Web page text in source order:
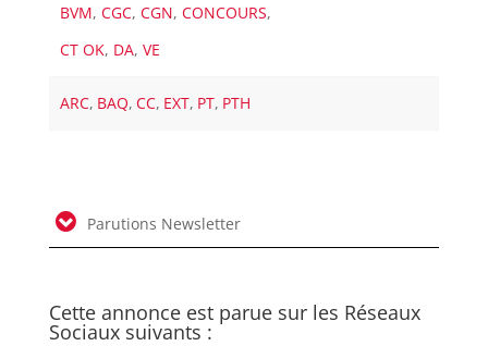
BVM,CGC,CGN,CONCOURS,
CT OK, DA,VE
ARC, BAQ, CC, EXT, PT, PTH
Parutions Newsletter
Cette annonce est parue sur les Réseaux
Sociaux suivants :